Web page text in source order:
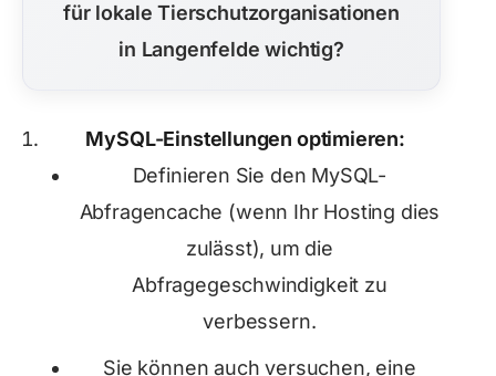
für lokale Tierschutzorganisationen
in Langenfelde wichtig?
MySQL-Einstellungen optimieren:
Definieren Sie den MySQL-
Abfragencache (wenn Ihr Hosting dies
zulässt), um die
Abfragegeschwindigkeit zu
verbessern.
Sie können auch versuchen, eine